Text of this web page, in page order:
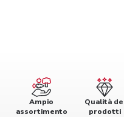
Ampio
assortimento
Qualità
prodotti